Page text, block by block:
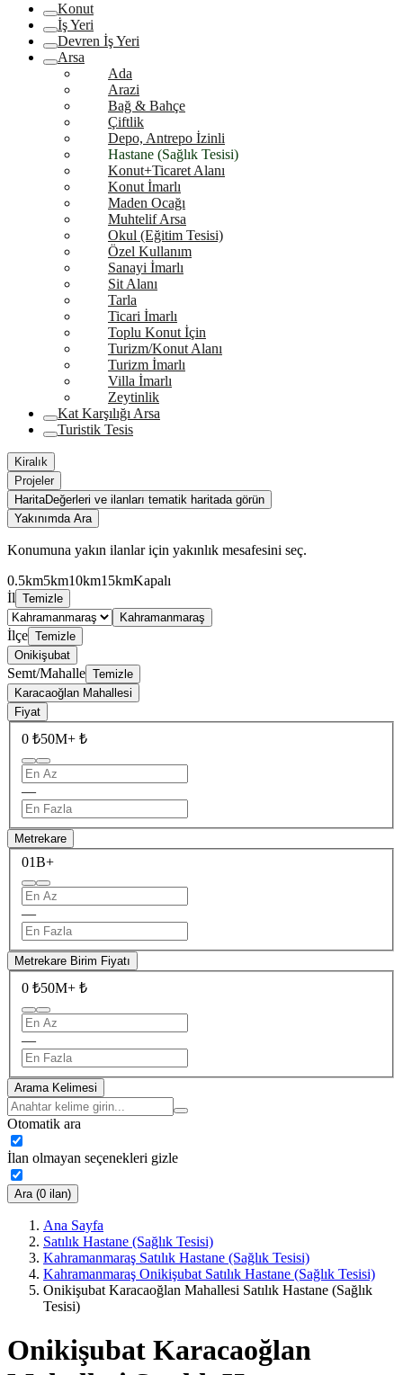
Konut
İş Yeri
Devren İş Yeri
Arsa
Ada
Arazi
Bağ & Bahçe
Çiftlik
Depo, Antrepo İzinli
Hastane (Sağlık Tesisi)
Konut+Ticaret Alanı
Konut İmarlı
Maden Ocağı
Muhtelif Arsa
Okul (Eğitim Tesisi)
Özel Kullanım
Sanayi İmarlı
Sit Alanı
Tarla
Ticari İmarlı
Toplu Konut İçin
Turizm/Konut Alanı
Turizm İmarlı
Villa İmarlı
Zeytinlik
Kat Karşılığı Arsa
Turistik Tesis
Kiralık
Projeler
HaritaDeğerleri ve ilanları tematik haritada görün
Yakınımda Ara
Konumuna yakın ilanlar için yakınlık mesafesini seç.
0.5km5km10km15kmKapalı
İl Temizle
Kahramanmaraş
İlçe Temizle
Onikişubat
Semt/Mahalle Temizle
Karacaoğlan Mahallesi
Fiyat
0 ₺50M+ ₺
—
Metrekare
01B+
—
Metrekare Birim Fiyatı
0 ₺50M+ ₺
—
Arama Kelimesi
Otomatik ara
İlan olmayan seçenekleri gizle
Ara (0 ilan)
Ana Sayfa
Satılık Hastane (Sağlık Tesisi)
Kahramanmaraş Satılık Hastane (Sağlık Tesisi)
Kahramanmaraş Onikişubat Satılık Hastane (Sağlık Tesisi)
Onikişubat Karacaoğlan Mahallesi Satılık Hastane (Sağlık
Tesisi)
Onikişubat Karacaoğlan